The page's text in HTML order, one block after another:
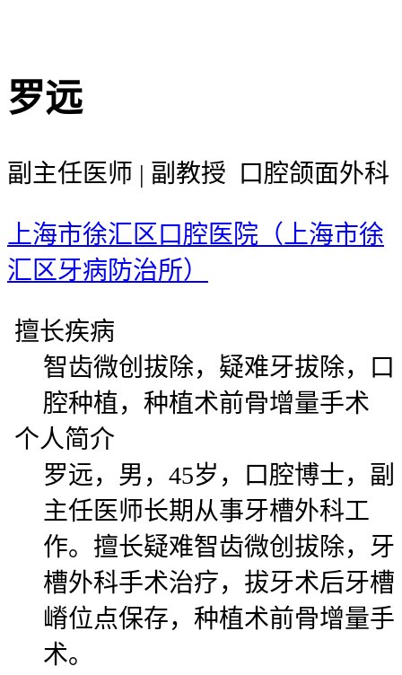
罗远
副主任医师 | 副教授 口腔颌面外科
上海市徐汇区口腔医院（上海市徐
汇区牙病防治所）
擅长疾病
智齿微创拔除，疑难牙拔除，口
腔种植，种植术前骨增量手术
个人简介
罗远，男，45岁，口腔博士，副
主任医师长期从事牙槽外科工
作。擅长疑难智齿微创拔除，牙
槽外科手术治疗，拔牙术后牙槽
嵴位点保存，种植术前骨增量手
术。